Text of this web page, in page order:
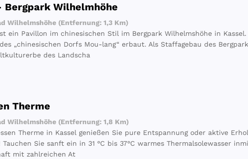
Bergpark Wilhelmhöhe
Wilhelmshöhe (Entfernung: 1,3 Km)
ein Pavillon im chinesischen Stil im Bergpark Wilhelmshöhe in
„chinesischen Dorfs Mou-lang“ erbaut. Als Staffagebau des
des Landscha
Therme
Wilhelmshöhe (Entfernung: 1,8 Km)
Therme in Kassel genießen Sie pure Entspannung oder aktive
Tauchen Sie sanft ein in 31 °C bis 37°C warmes Thermalsolewasser
mit zahlreichen At